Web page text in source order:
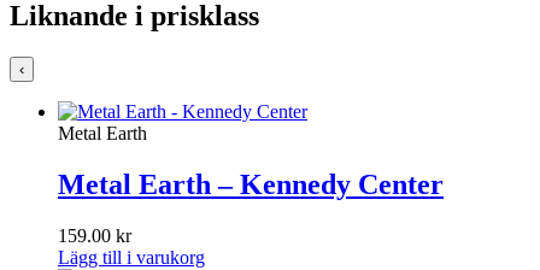
Liknande i prisklass
‹
Metal Earth
Metal Earth – Kennedy Center
159.00 kr
Lägg till i varukorg